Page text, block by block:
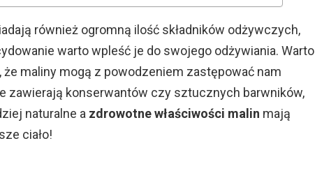
również ogromną ilość składników odżywczych,
warto wpleść je do swojego odżywiania. Warto
że maliny mogą z powodzeniem zastępować nam
zawierają konserwantów czy sztucznych barwników,
naturalne a zdrowotne właściwości malin mają
ciało!